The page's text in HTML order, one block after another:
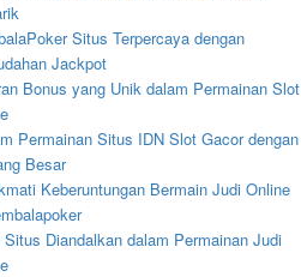
Situs Terpercaya dengan
Jackpot
Bonus yang Unik dalam Permainan Slot
Permainan Situs IDN Slot Gacor dengan
Besar
Keberuntungan Bermain Judi Online
Situs Diandalkan dalam Permainan Judi